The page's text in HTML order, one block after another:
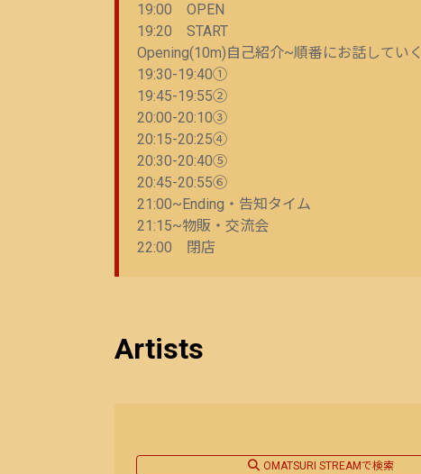
19:00 OPEN
19:20 START
Opening(10m)自己紹介~順番にお話していく
19:30-19:40①
19:45-19:55②
20:00-20:10③
20:15-20:25④
20:30-20:40⑤
20:45-20:55⑥
21:00~Ending・告知タイム
21:15~物販・交流会
22:00 閉店
Artists
OMATSURI STREAMで検索